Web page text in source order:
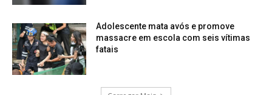
Adolescente mata avós e promove
massacre em escola com seis vítimas
fatais